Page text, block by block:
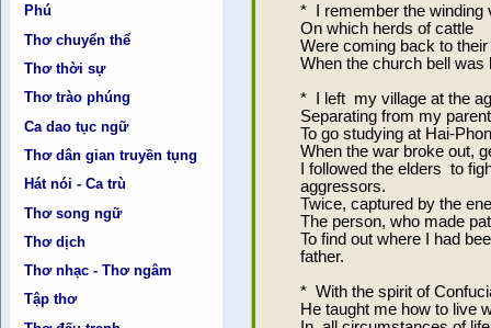
Phú
Thơ chuyển thể
Thơ thời sự
Thơ trào phúng
Ca dao tục ngữ
Thơ dân gian truyền tụng
Hát nói - Ca trù
Thơ song ngữ
Thơ dịch
Thơ nhạc - Thơ ngâm
Tập thơ
* I remember the winding
On which herds of cattle
Were coming back to
When the church bell was
* I left my village at the
Separating from my
To go studying at Hai-
When the war broke out,
I followed the elders to
aggressors.
Twice, captured by the
The person, who made
To find out where I had
father.
* With the spirit of
He taught me how to live